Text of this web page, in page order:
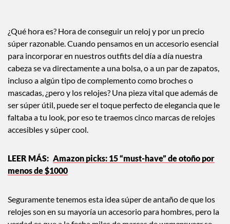
¿Qué hora es? Hora de conseguir un reloj y por un precio
súper razonable. Cuando pensamos en un accesorio esencial
para incorporar en nuestros outfits del día a día nuestra
cabeza se va directamente a una bolsa, o a un par de zapatos,
incluso a algún tipo de complemento como broches o
mascadas, ¿pero y los relojes? Una pieza vital que además de
ser súper útil, puede ser el toque perfecto de elegancia que le
faltaba a tu look, por eso te traemos cinco marcas de relojes
accesibles y súper cool.
Amazon picks: 15 “must-have” de otoño por
menos de $1000
Seguramente tenemos esta idea súper de antaño de que los
relojes son en su mayoría un accesorio para hombres, pero la